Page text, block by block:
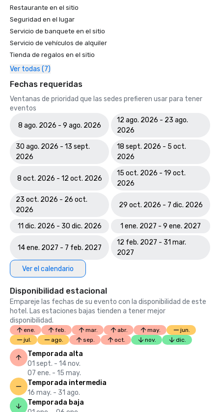
Restaurante en el sitio
Seguridad en el lugar
Servicio de banquete en el sitio
Servicio de vehículos de alquiler
Tienda de regalos en el sitio
Ver todas (7)
Fechas requeridas
Ventanas de prioridad que las sedes prefieren usar para tener
eventos
8 ago. 2026 - 9 ago. 2026
12 ago. 2026 - 23 ago.
2026
30 ago. 2026 - 13 sept.
2026
18 sept. 2026 - 5 oct.
2026
8 oct. 2026 - 12 oct. 2026
15 oct. 2026 - 19 oct.
2026
23 oct. 2026 - 26 oct.
2026
29 oct. 2026 - 7 dic. 2026
11 dic. 2026 - 30 dic. 2026 1 ene. 2027 - 9 ene. 2027
14 ene. 2027 - 7 feb. 2027
12 feb. 2027 - 31 mar.
2027
Ver el calendario
Disponibilidad estacional
Empareje las fechas de su evento con la disponibilidad de este
hotel. Las estaciones bajas tienden a tener mejor
disponibilidad.
ene. feb. mar. abr. may.
jun.
jul.
ago. sep. oct. nov. dic.
Temporada alta
01 sept. - 14 nov.
07 ene. - 15 may.
Temporada intermedia
16 may. - 31 ago.
Temporada baja